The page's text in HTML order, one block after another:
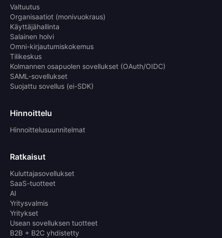
Valtuutus
Organisaatiot (monivuokraus)
Käyttäjähallinta
Salainen holvi
Omni-kirjautumiskokemus
Tilikeskus
Kolmannen osapuolen sovellukset (OAuth/OIDC)
SAML-sovellukset
Suojattu sovellus (ei-SDK)
Hinnoittelu
Hinnoittelusuunnitelmat
Ratkaisut
Kuluttajasovellukset
SaaS-tuotteet
AI
Yritysvalmis
Yritykset
Usean sovelluksen tuotteet
B2B + B2C yhdistetty